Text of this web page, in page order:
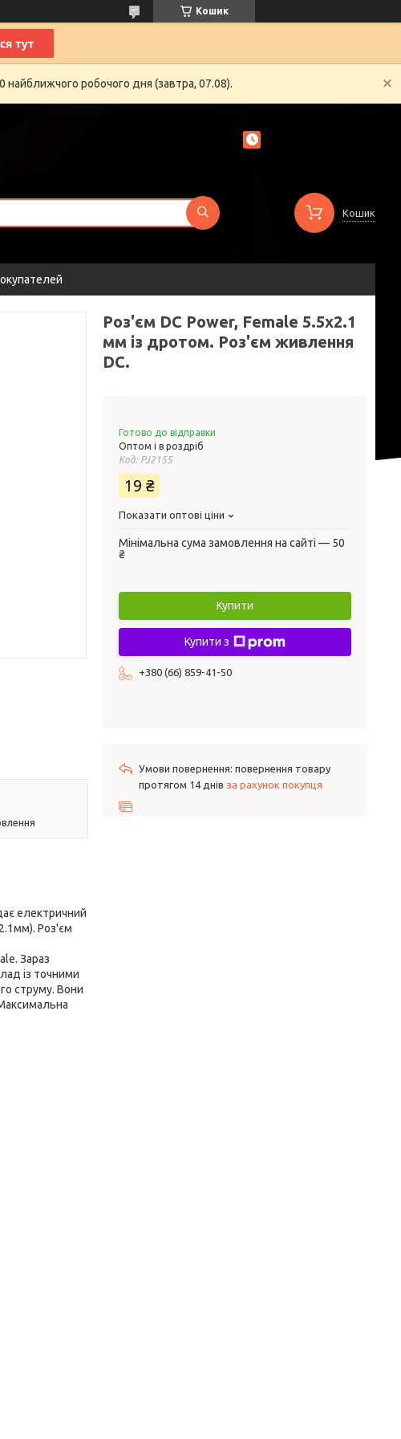
Кошик
найближчого робочого дня (завтра, 07.08).
Кошик
електричний
. Роз'єм
Зараз
із точними
струму. Вони
Роз'єм DC Power, Female 5.5x2.1
мм із дротом. Роз'єм живлення
DC.
Готово до відправки
Оптом і в роздріб
Код: PJ2155
19 ₴
Показати оптові ціни
Мінімальна сума замовлення на сайті — 50
₴
Купити
Купити з
+380 (66) 859-41-50
повернення товару
протягом 14 днів за рахунок покупця